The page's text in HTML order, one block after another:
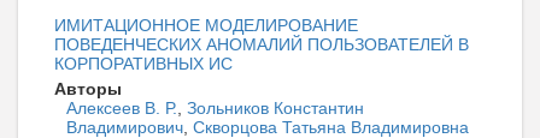
ИМИТАЦИОННОЕ МОДЕЛИРОВАНИЕ
ПОВЕДЕНЧЕСКИХ АНОМАЛИЙ ПОЛЬЗОВАТЕЛЕЙ В
КОРПОРАТИВНЫХ ИС
Авторы
Алексеев В. Р. Зольников Константин
Владимирович Скворцова Татьяна Владимировна